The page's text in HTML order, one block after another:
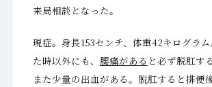
来局相談となった。
現症。身長153センチ、体重42キログラ
た時以外にも、 腰痛がある と必ず脱肛す
また少量の出血がある。脱肛すると排便